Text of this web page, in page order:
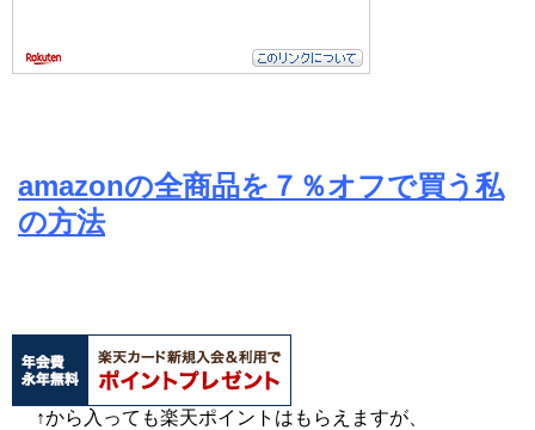
amazonの全商品を７％オフで買う私
の方法
↑から入っても楽天ポイントはもらえますが、